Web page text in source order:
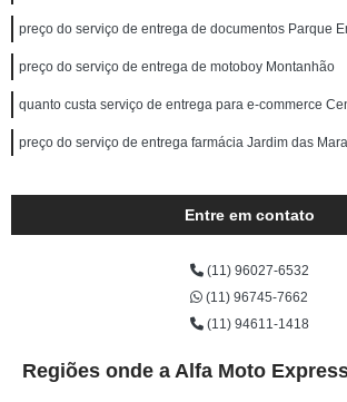
preço do serviço de entrega de documentos Parque
preço do serviço de entrega de motoboy Montanhão
quanto custa serviço de entrega para e-commerce
preço do serviço de entrega farmácia Jardim das
Entre em contato
(11) 96027-6532
(11) 96745-7662
(11) 94611-1418
Regiões onde a Alfa Moto